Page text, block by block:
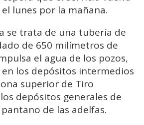
lunes por la mañana.
se trata de una tubería de
de 650 milímetros de
el agua de los pozos,
los depósitos intermedios
superior de Tiro
depósitos generales de
de las adelfas.